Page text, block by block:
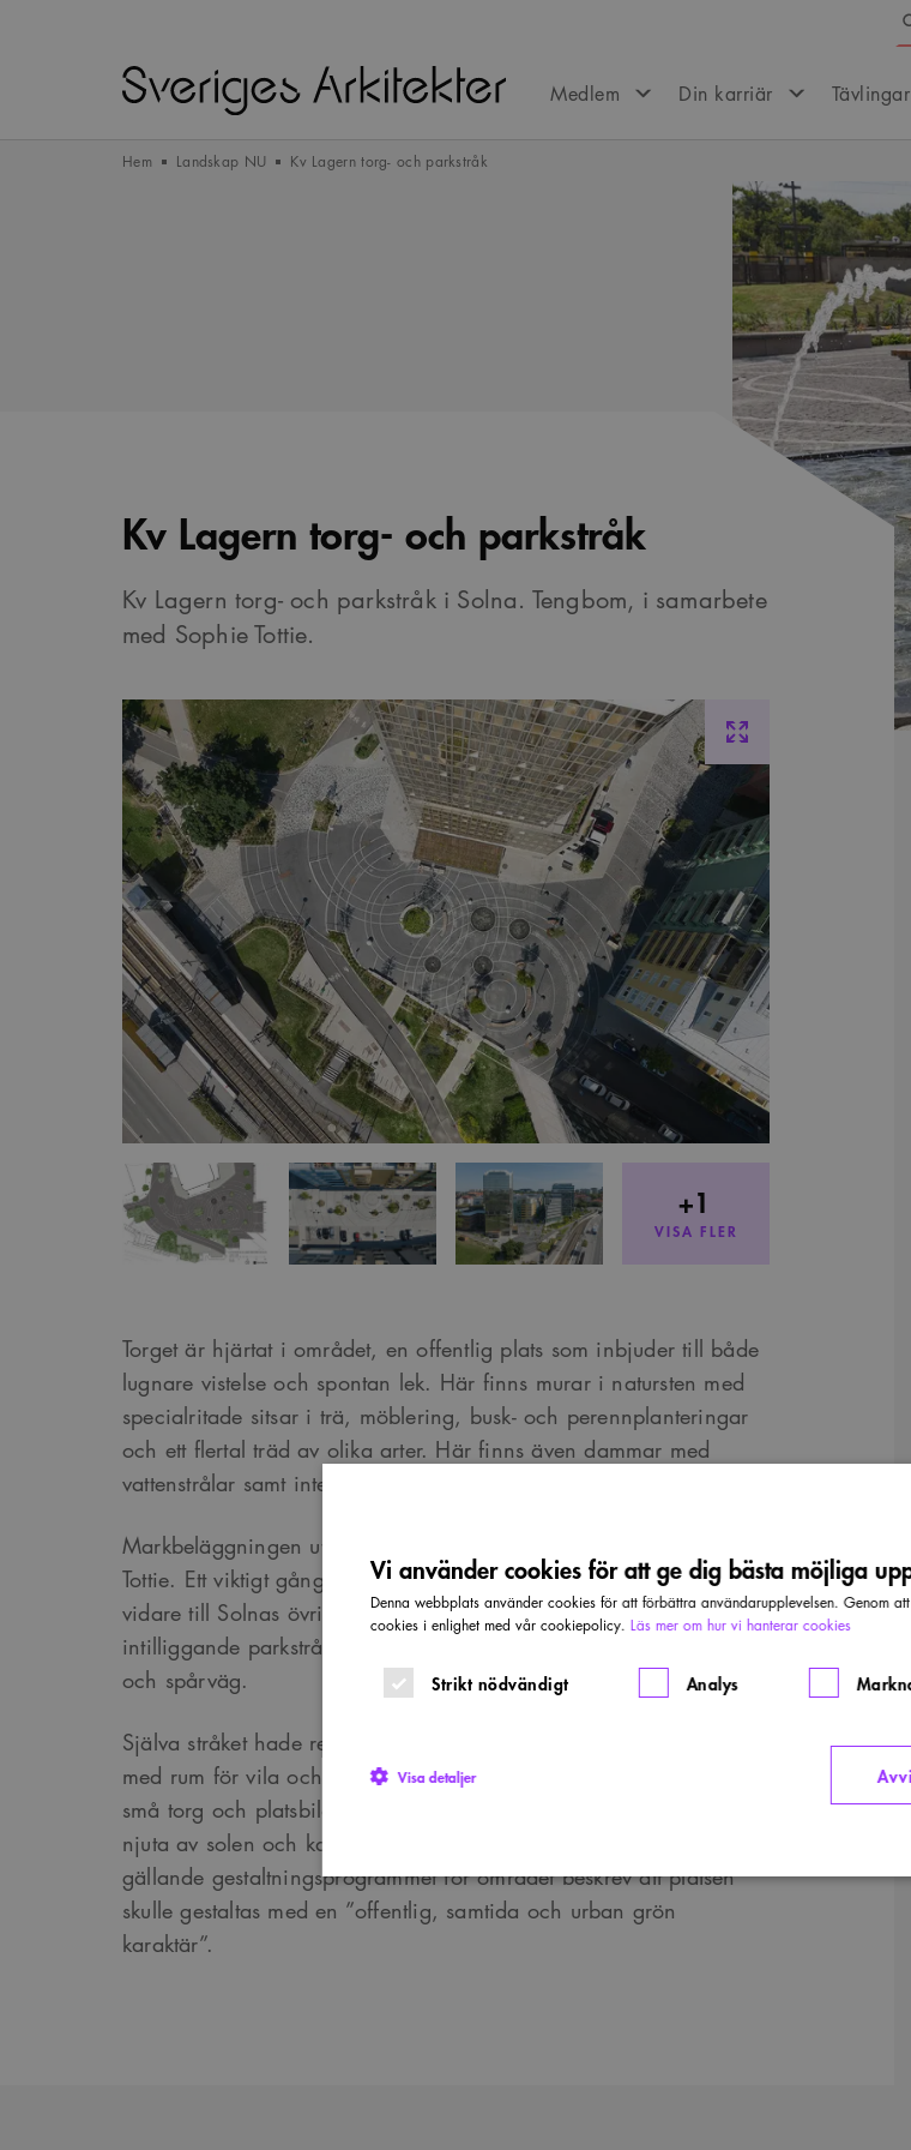
Medlem Din karriär Tävlingar
Hem Landskap NU Kv Lagern torg- och parkstråk
Kv Lagern torg- och parkstråk
Kv Lagern torg- och parkstråk i Solna. Tengbom, i samarbete
med Sophie Tottie.
+1
VISA FLER
Torget är hjärtat i området, en offentlig plats som inbjuder till både
lugnare vistelse och spontan lek. Här finns murar i natursten med
specialritade sitsar i trä, möblering, busk- och perennplanteringar
och ett flertal träd av olika arter. Här finns även dammar med
vattenstrålar samt integrerad belysning.
Markbeläggningen utgörs av konstverket ”Stjärnskott” av Sophie
Tottie. Ett viktigt gång-/cykelstråk korsar torgets södra del och leder
vidare till Solnas övriga delar. Här möter Torgstråket det
intilliggande parkstråket, en trivsam miljö i ett utsatt läge nära väg
och spårväg.
Själva stråket hade redan sitt givna läge och behövde kompletteras
med rum för vila och samvaro. Här skapades därför en serie av
små torg och platsbildningar som ger möjlighet att stanna upp och
njuta av solen och kanske en medhavd kaﬀe eller lunch. Det
gällande gestaltningsprogrammet för området beskrev att platsen
skulle gestaltas med en ”offentlig, samtida och urban grön
karaktär”.
Vi använder cookies för att ge dig bästa möjliga
Denna webbplats använder cookies för att förbättra användarupplevelsen. Genom
cookies i enlighet med vår cookiepolicy. Läs mer om hur vi hanterar cookies
Strikt nödvändigt Analys
Visa detaljer
Strikt nödvändigt